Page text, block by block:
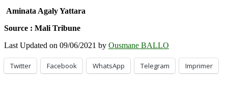
Aminata Agaly Yattara
Source : Mali Tribune
Last Updated on 09/06/2021 by Ousmane BALLO
Twitter Facebook WhatsApp Telegram Imprimer